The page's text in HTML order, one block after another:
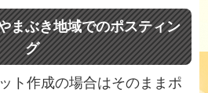
まぶき地域でのポスティン
グ
ト作成の場合はそのままポ